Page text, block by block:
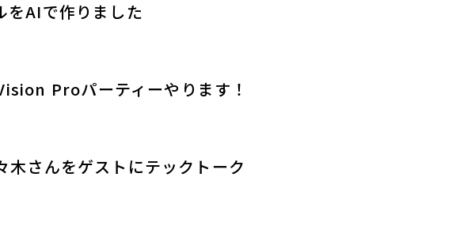
をAIで作りました
Proパーティーやります！
さんをゲストにテックトーク